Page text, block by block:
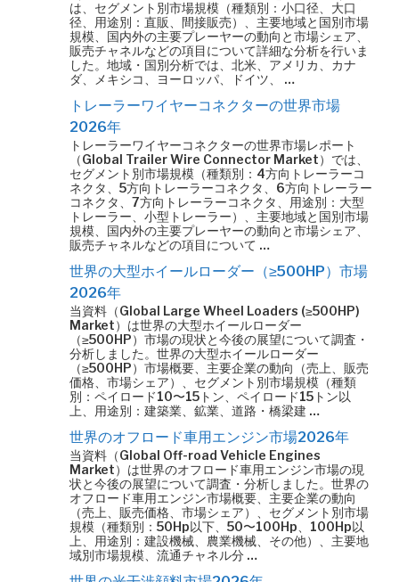
は、セグメント別市場規模（種類別：小口径、大口
径、用途別：直販、間接販売）、主要地域と国別市場
規模、国内外の主要プレーヤーの動向と市場シェア、
販売チャネルなどの項目について詳細な分析を行いま
した。地域・国別分析では、北米、アメリカ、カナ
ダ、メキシコ、ヨーロッパ、ドイツ、 …
トレーラーワイヤーコネクターの世界市場
2026年
トレーラーワイヤーコネクターの世界市場レポート
（Global Trailer Wire Connector Market）では、
セグメント別市場規模（種類別：4方向トレーラーコ
ネクタ、5方向トレーラーコネクタ、6方向トレーラー
コネクタ、7方向トレーラーコネクタ、用途別：大型
トレーラー、小型トレーラー）、主要地域と国別市場
規模、国内外の主要プレーヤーの動向と市場シェア、
販売チャネルなどの項目について …
世界の大型ホイールローダー（≥500HP）市場
2026年
当資料（Global Large Wheel Loaders (≥500HP)
Market）は世界の大型ホイールローダー
（≥500HP）市場の現状と今後の展望について調査・
分析しました。世界の大型ホイールローダー
（≥500HP）市場概要、主要企業の動向（売上、販売
価格、市場シェア）、セグメント別市場規模（種類
別：ペイロード10〜15トン、ペイロード15トン以
上、用途別：建築業、鉱業、道路・橋梁建 …
世界のオフロード車用エンジン市場2026年
当資料（Global Off-road Vehicle Engines
Market）は世界のオフロード車用エンジン市場の現
状と今後の展望について調査・分析しました。世界の
オフロード車用エンジン市場概要、主要企業の動向
（売上、販売価格、市場シェア）、セグメント別市場
規模（種類別：50Hp以下、50〜100Hp、100Hp以
上、用途別：建設機械、農業機械、その他）、主要地
域別市場規模、流通チャネル分 …